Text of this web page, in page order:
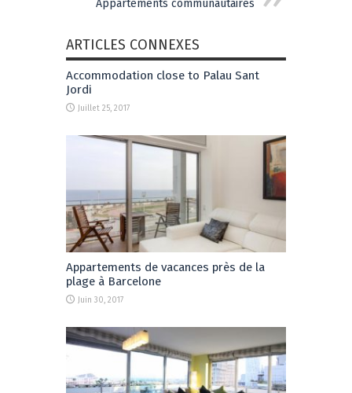
Appartements communautaires
ARTICLES CONNEXES
Accommodation close to Palau Sant
Jordi
Juillet 25, 2017
Appartements de vacances près de la
plage à Barcelone
Juin 30, 2017